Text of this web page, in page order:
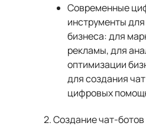
Современные
инструменты
бизнеса: для
рекламы, для
оптимизации
для создания
цифровых
2. Создание чат-